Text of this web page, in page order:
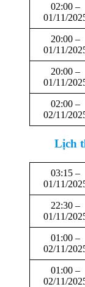
02:00 –
01/11/
20:00 –
01/11/
20:00 –
01/11/
02:00 –
02/11/
Lịch
03:15 –
01/11/
22:30 –
01/11/
01:00 –
02/11/
01:00 –
02/11/